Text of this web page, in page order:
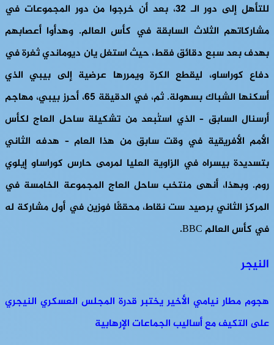
للتأهل إلى دور الـ 32، بعد أن خرجوا من دور المجموعات في
مشاركاتهم الثلاث السابقة في كأس العالم. وهدأوا أعصابهم
بهدف بعد سبع دقائق فقط، حيث استغل يان ديوماندي ثغرة في
دفاع كوراساو، ليقطع الكرة ويمررها عرضية إلى بيبي الذي
أسكنها الشباك بسهولة. ثم، في الدقيقة 65، أحرز بيبي، مهاجم
أرسنال السابق – الذي استُبعد من تشكيلة ساحل العاج لكأس
الأمم الأفريقية في وقت سابق من هذا العام – هدفه الثاني
بتسديدة بيسراه في الزاوية العليا لمرمى حارس كوراساو إيلوي
روم. وبهذا، أنهى منتخب ساحل العاج المجموعة الخامسة في
المركز الثاني برصيد ست نقاط، محققًا فوزين في أول مشاركة له
في كأس العالم BBC.
النيجر
هجوم مطار نيامي الأخير يختبر قدرة المجلس العسكري النيجري
على التكيف مع أساليب الجماعات الإرهابية